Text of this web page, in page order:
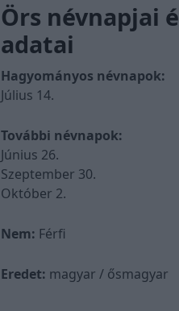
Örs névnapjai
adatai
Hagyományos névnapok:
Július 14.
További névnapok:
Június 26.
Szeptember 30.
Október 2.
Nem: Férfi
Eredet: magyar / ősmagyar